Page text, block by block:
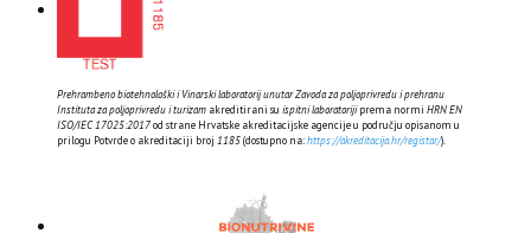
Prehrambeno biotehnološki i Vinarski laboratorij unutar Zavoda za poljoprivredu i prehranu
Instituta za poljoprivredu i turizam akreditirani su ispitni laboratorijiprema normi HRN EN
ISO/IEC 17025:2017od strane Hrvatske akreditacijske agencije u području opisanom u
prilogu Potvrde o akreditaciji broj 1185(dostupno na:https://akreditacija.hr/registar/).